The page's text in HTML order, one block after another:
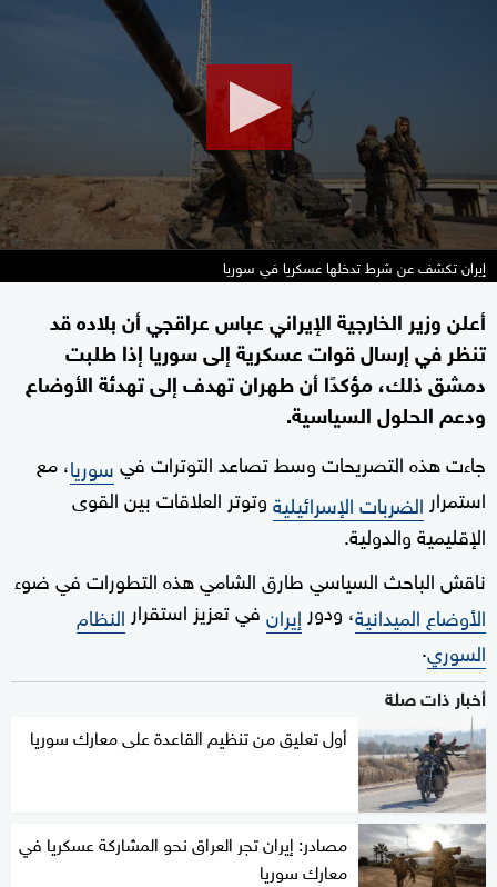
إيران تكشف عن شرط تدخلها عسكريا في سوريا
أعلن وزير الخارجية الإيراني عباس عراقجي أن بلاده قد
تنظر في إرسال قوات عسكرية إلى سوريا إذا طلبت
دمشق ذلك، مؤكدًا أن طهران تهدف إلى تهدئة الأوضاع
ودعم الحلول السياسية.
جاءت هذه التصريحات وسط تصاعد التوترات فيسوريا، مع
استمرار الضربات الإسرائيليةوتوتر العلاقات بين القوى
الإقليمية والدولية.
ناقش الباحث السياسي طارق الشامي هذه التطورات في ضوء
الأوضاع الميدانية، ودور إيرانفي تعزيز استقرار النظام
السوري.
أخبار ذات صلة
أول تعليق من تنظيم القاعدة على معارك سوريا
مصادر: إيران تجر العراق نحو المشاركة عسكريا في
معارك سوريا